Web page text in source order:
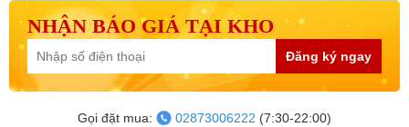
NHẬN BÁO GIÁ TẠI KHO
Đăng ký ngay
Gọi đặt mua: 02873006222 (7:30-22:00)